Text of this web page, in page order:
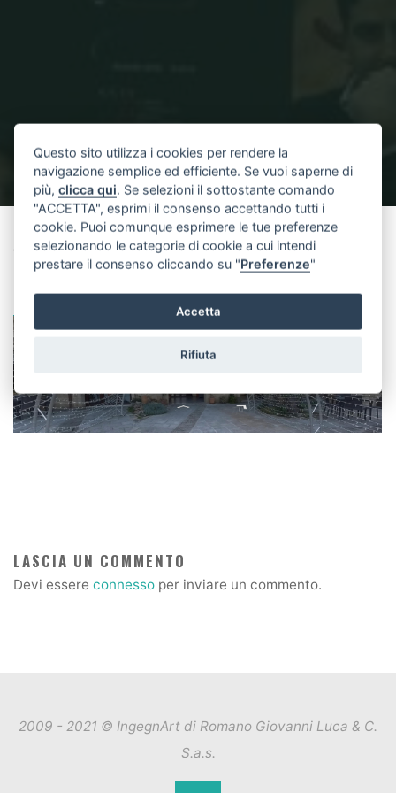
HomeVirtual Tour 360° virtual tour
virtual tour
LASCIA UN COMMENTO
Devi essereconnesso per inviare un commento.
2009 - 2021 © IngegnArt di Romano Giovanni Luca & C.
S.a.s.
Questo sito utilizza i cookies per rendere la
navigazione semplice ed efficiente. Se vuoi saperne di
più,clicca qui. Se selezioni il sottostante comando
"ACCETTA", esprimi il consenso accettando tutti i
cookie. Puoi comunque esprimere le tue preferenze
selezionando le categorie di cookie a cui intendi
prestare il consenso cliccando su "Preferenze"
Accetta
Rifiuta